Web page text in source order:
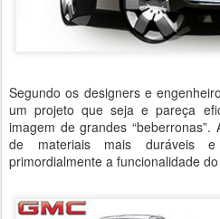
Segundo os designers e
um projeto que seja e pareça
imagem de grandes
de materiais mais duráveis e
primordialmente a funcionalidade